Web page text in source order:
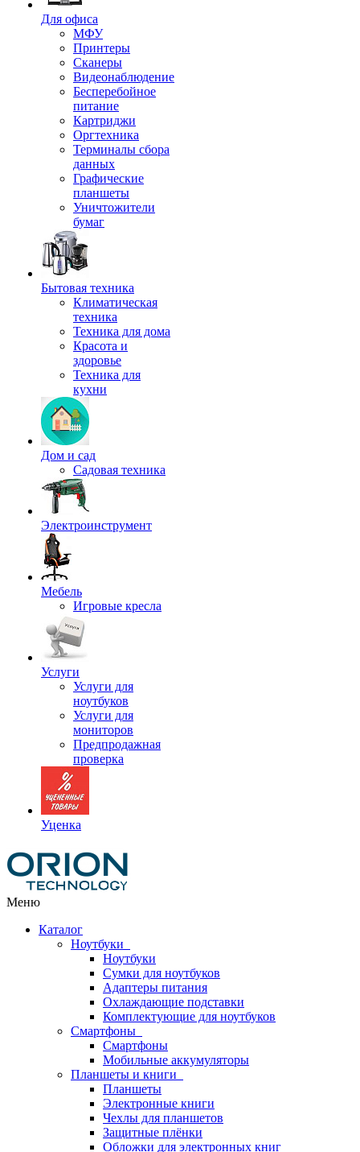
Для офиса
МФУ
Принтеры
Сканеры
Видеонаблюдение
Бесперебойное
питание
Картриджи
Оргтехника
Терминалы сбора
данных
Графические
планшеты
Уничтожители
бумаг
Бытовая техника
Климатическая
техника
Техника для дома
Красота и
здоровье
Техника для
кухни
Дом и сад
Садовая техника
Электроинструмент
Мебель
Игровые кресла
Услуги
Услуги для
ноутбуков
Услуги для
мониторов
Предпродажная
проверка
Уценка
Меню
Каталог
Ноутбуки
Ноутбуки
Сумки для ноутбуков
Адаптеры питания
Охлаждающие подставки
Комплектующие для ноутбуков
Смартфоны
Смартфоны
Мобильные аккумуляторы
Планшеты и книги
Планшеты
Электронные книги
Чехлы для планшетов
Защитные плёнки
Обложки для электронных книг